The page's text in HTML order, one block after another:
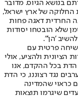
בנושא הגיוס. מדובר
החלוקה של ארץ ישראל,
החרדית דאגה פחות
שלא הובטחו יסודות
'הן'".
פרטית עם
הציונית ולהציע, אולי
הדת בכל ההקדם, אנו
נגד רצוננו, כי הדת
כראוי שהמדינה
שיגרמו תוצאות